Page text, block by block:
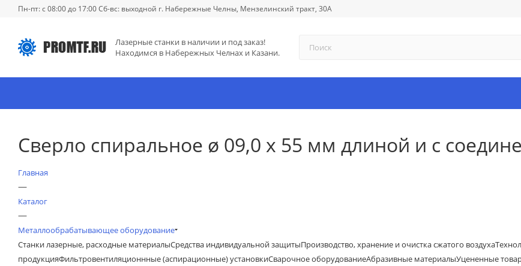
Пн-пт: с 08:00 до 17:00 Сб-вс: выходной г. Набережные Челны, Мензелинский тракт, 30А
Лазерные станки в наличии и под заказ!
Находимся в Набережных Челнах и Казани.
Сверло спиральное ø 09,0 x 55 мм длиной и с
Главная
—
Каталог
—
Металлообрабатывающее оборудование
Станки лазерные, расходные материалыСредства индивидуальной защитыПроизводство, хранение и очистка сжатого воздуха
продукцияФильтровентиляционнные (аспирационные) установкиСварочное оборудованиеАбразивные материалыУцененные